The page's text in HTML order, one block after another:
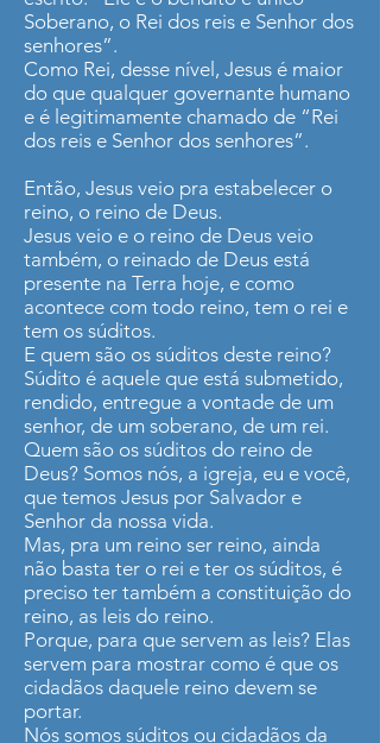
Soberano, o Rei dos reis e Senhor dos
senhores”.
Como Rei, desse nível, Jesus é maior
do que qualquer governante humano
e é legitimamente chamado de “Rei
dos reis e Senhor dos senhores”.
Então, Jesus veio pra estabelecer o
reino, o reino de Deus.
Jesus veio e o reino de Deus veio
também, o reinado de Deus está
presente na Terra hoje, e como
acontece com todo reino, tem o rei e
tem os súditos.
E quem são os súditos deste reino?
Súdito é aquele que está submetido,
rendido, entregue a vontade de um
senhor, de um soberano, de um rei.
Quem são os súditos do reino de
Deus? Somos nós, a igreja, eu e você,
que temos Jesus por Salvador e
Senhor da nossa vida.
Mas, pra um reino ser reino, ainda
não basta ter o rei e ter os súditos, é
preciso ter também a constituição do
reino, as leis do reino.
Porque, para que servem as leis? Elas
servem para mostrar como é que os
cidadãos daquele reino devem se
portar.
Nós somos súditos ou cidadãos da